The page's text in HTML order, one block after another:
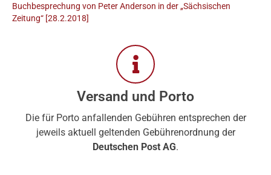
Buchbesprechung von Peter Anderson in der „Sächsischen
Zeitung“ [28.2.2018]
Versand und Porto
Die für Porto anfallenden Gebühren entsprechen der
jeweils aktuell geltenden Gebührenordnung der
Deutschen Post AG.